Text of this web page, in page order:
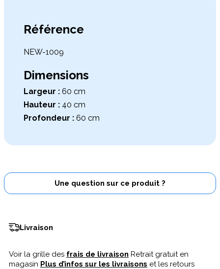
Référence
NEW-1009
Dimensions
Largeur : 60 cm
Hauteur : 40 cm
Profondeur : 60 cm
Une question sur ce produit ?
Livraison
Voir la grille des frais de livraison Retrait gratuit en
magasin Plus d’infos sur les livraisons et les retours